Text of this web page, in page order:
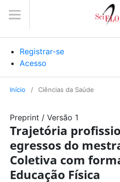
Registrar-se
Acesso
Início / Ciências da Saúde
Preprint / Versão 1
Trajetória
egressos do
Coletiva com
Educação Física